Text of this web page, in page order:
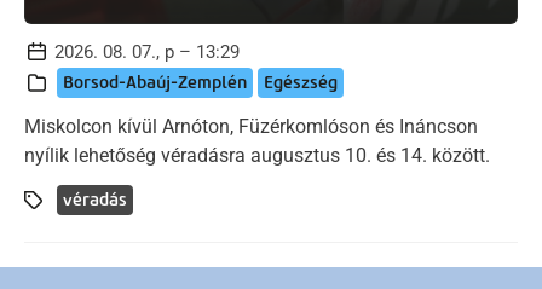
2026. 08. 07., p – 13:29
Borsod-Abaúj-Zemplén Egészség
Miskolcon kívül Arnóton, Füzérkomlóson és Ináncson
nyílik lehetőség véradásra augusztus 10. és 14. között.
véradás